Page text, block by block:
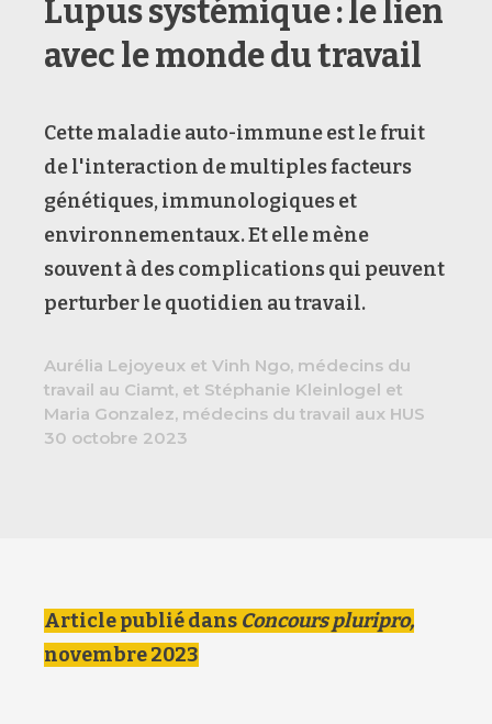
Lupus systémique : le lien
avec le monde du travail
Cette maladie auto-immune est le fruit
de l'interaction de multiples facteurs
génétiques, immunologiques et
environnementaux. Et elle mène
souvent à des complications qui peuvent
perturber le quotidien au travail.
Aurélia Lejoyeux et Vinh Ngo, médecins du
travail au Ciamt, et Stéphanie Kleinlogel et
Maria Gonzalez, médecins du travail aux HUS
30 octobre 2023
Article publié dans Concours pluripro,
novembre 2023